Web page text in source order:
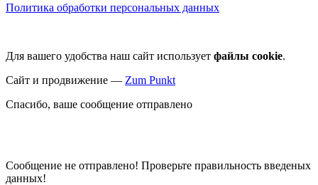
Политика обработки персональных данных
Для вашего удобства наш сайт использует файлы cookie.
Сайт и продвижение — Zum Punkt
Спасибо, ваше сообщение отправлено
Сообщение не отправлено! Проверьте правильность введеных
данных!